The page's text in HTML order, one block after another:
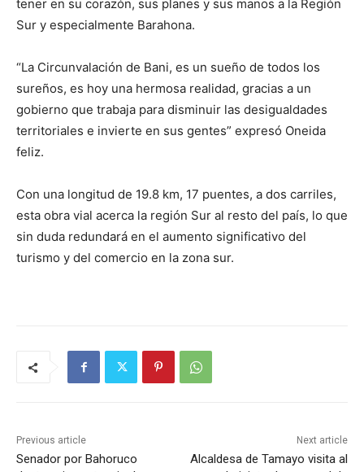
tener en su corazón, sus planes y sus manos a la Región
Sur y especialmente Barahona.
“La Circunvalación de Bani, es un sueño de todos los
sureños, es hoy una hermosa realidad, gracias a un
gobierno que trabaja para disminuir las desigualdades
territoriales e invierte en sus gentes” expresó Oneida
feliz.
Con una longitud de 19.8 km, 17 puentes, a dos carriles,
esta obra vial acerca la región Sur al resto del país, lo que
sin duda redundará en el aumento significativo del
turismo y del comercio en la zona sur.
Previous article
Senador por Bahoruco
Next article
Alcaldesa de Tamayo visita al